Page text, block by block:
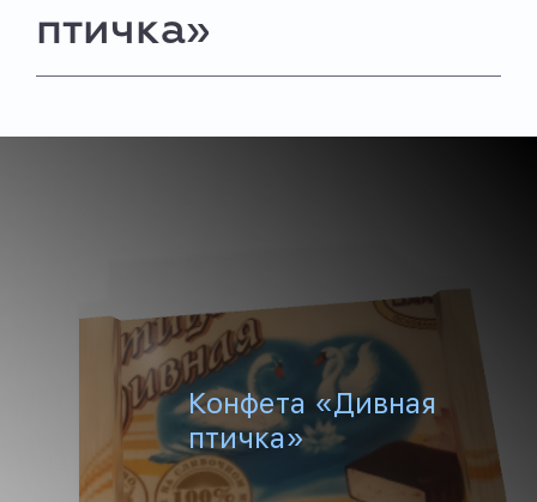
птичка»
Конфета «Дивная
птичка»